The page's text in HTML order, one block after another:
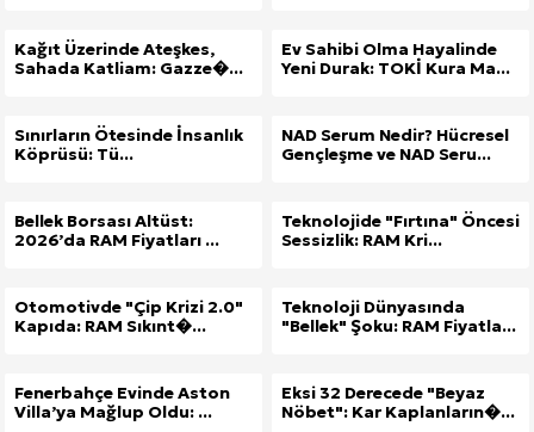
Kağıt Üzerinde Ateşkes,
Sahada Katliam: Gazze�...
Ev Sahibi Olma Hayalinde
Yeni Durak: TOKİ Kura Ma...
Sınırların Ötesinde İnsanlık
Köprüsü: Tü...
NAD Serum Nedir? Hücresel
Gençleşme ve NAD Seru...
Bellek Borsası Altüst:
2026’da RAM Fiyatları ...
Teknolojide "Fırtına" Öncesi
Sessizlik: RAM Kri...
Otomotivde "Çip Krizi 2.0"
Kapıda: RAM Sıkınt�...
Teknoloji Dünyasında
"Bellek" Şoku: RAM Fiyatla...
Fenerbahçe Evinde Aston
Villa’ya Mağlup Oldu: ...
Eksi 32 Derecede "Beyaz
Nöbet": Kar Kaplanların�...